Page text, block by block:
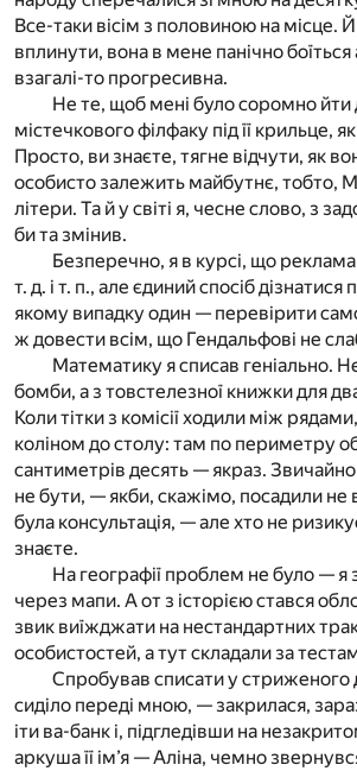
Все-таки вісім з половиною на місце.
вплинути, вона в мене панічно боїться
взагалі-то прогресивна.
Не те, щоб мені було соромно йти
містечкового філфаку під її крильце,
Просто, ви знаєте, тягне відчути, як
особисто залежить майбутнє, тобто,
літери. Та й у світі я, чесне слово, з
би та змінив.
Безперечно, я в курсі, що реклама
т. д. і т. п., але єдиний спосіб
якому випадку один — перевірити
ж довести всім, що Гендальфові не
Математику я списав геніально.
бомби, а з товстелезної книжки для
Коли тітки з комісії ходили між
коліном до столу: там по периметру
сантиметрів десять — якраз.
не бути, — якби, скажімо, посадили не в
була консультація, — але хто не
знаєте.
На географії проблем не було — я
через мапи. А от з історією стався
звик виїжджати на нестандартних
особистостей, а тут складали за
Спробував списати у стриженого
сиділо переді мною, — закрилася,
іти ва-банк і, підгледівши на
аркуша її ім’я — Аліна, чемно